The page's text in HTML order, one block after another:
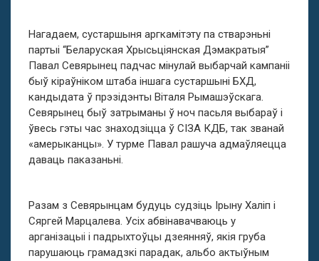
Нагадаем, сустаршыня аргкамітэту па стварэньні
партыі “Беларуская Хрысьціянская Дэмакратыя”
Павал Севярынец падчас мінулай выбарчай кампаніі
быў кіраўніком штаба іншага сустаршыні БХД,
кандыдата ў прэзідэнты Віталя Рымашэўскага.
Севярынец быў затрыманы ў ноч пасьля выбараў і
ўвесь гэты час знаходзіцца ў СІЗА КДБ, так званай
«амерыканцы». У турме Павал рашуча адмаўляецца
даваць паказаньні.
Разам з Севярынцам будуць судзіць Ірыну Халіп і
Сяргей Марцалева. Усіх абвінавачваюць у
арганізацыі і падрыхтоўцы дзеянняў, якія груба
парушаюць грамадзкі парадак, альбо актыўным